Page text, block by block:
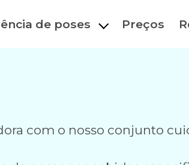
de poses Preços
com o nosso conjunto